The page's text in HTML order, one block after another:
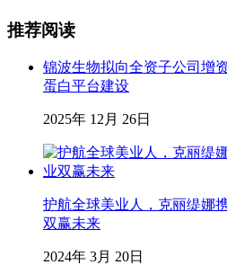
推荐阅读
锦波生物拟向全资子公司增
蛋白平台建设
2025年 12月 26日
护航全球美业人，克丽缇娜
双赢未来
2024年 3月 20日